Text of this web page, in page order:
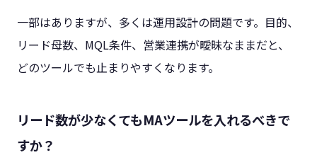
一部はありますが、多くは運用設計の問題です。目的、
リード母数、MQL条件、営業連携が曖昧なままだと、
どのツールでも止まりやすくなります。
リード数が少なくてもMAツールを入れるべきで
すか？